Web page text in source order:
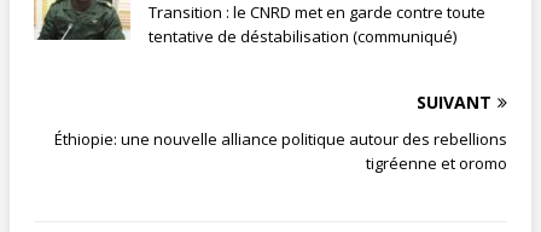
Transition : le CNRD met en garde contre toute
tentative de déstabilisation (communiqué)
SUIVANT
Éthiopie: une nouvelle alliance politique autour des rebellions
tigréenne et oromo